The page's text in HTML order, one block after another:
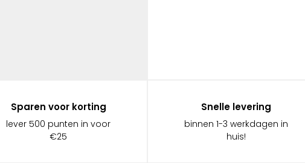
Sparen voor korting
lever 500 punten in voor
€25
Snelle levering
binnen 1-3 werkdagen in
huis!